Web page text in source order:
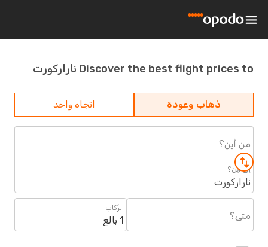
Discover the best flight prices to ناراركورت
ذهاب وعودة اتجاه واحد
من أين؟
إلى أين؟
ناراركورت
متى؟
الرُكاب
1 بالغ